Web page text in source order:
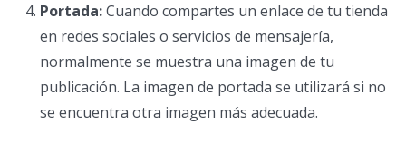
Portada:Cuando compartes un enlace de tu tienda
en redes sociales o servicios de mensajería,
normalmente se muestra una imagen de tu
publicación. La imagen de portada se utilizará si no
se encuentra otra imagen más adecuada.